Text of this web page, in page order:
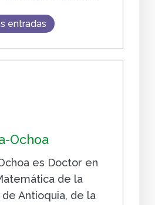
entradas
Ochoa
es Doctor en
de la
Antioquia, de la